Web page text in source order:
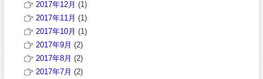
2017年12月 (1)
2017年11月 (1)
2017年10月 (1)
2017年9月 (2)
2017年8月 (2)
2017年7月 (2)